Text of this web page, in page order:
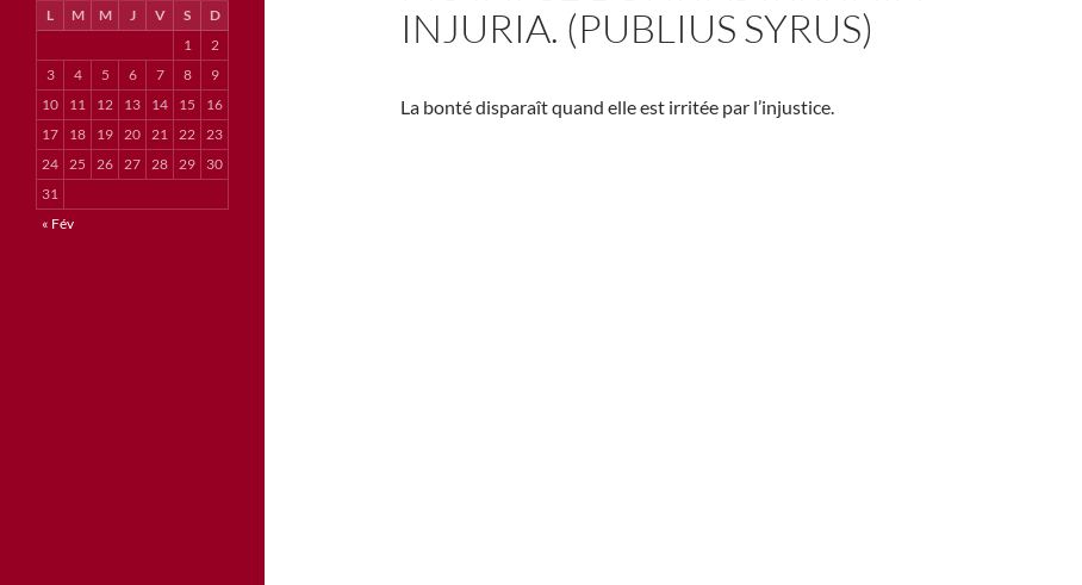
INJURIA. (PUBLIUS SYRUS)
La bonté disparaît quand elle est irritée par l’injustice.
L M M J V S
D
1
2
3
4 5 6 7 8
9
10
11 12 13 14 15
16
17
18 19 20 21 22 23
24 25 26 27 28 29
30
31
« Fév